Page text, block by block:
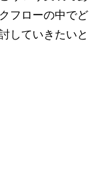
フローの中でど
していきたいと